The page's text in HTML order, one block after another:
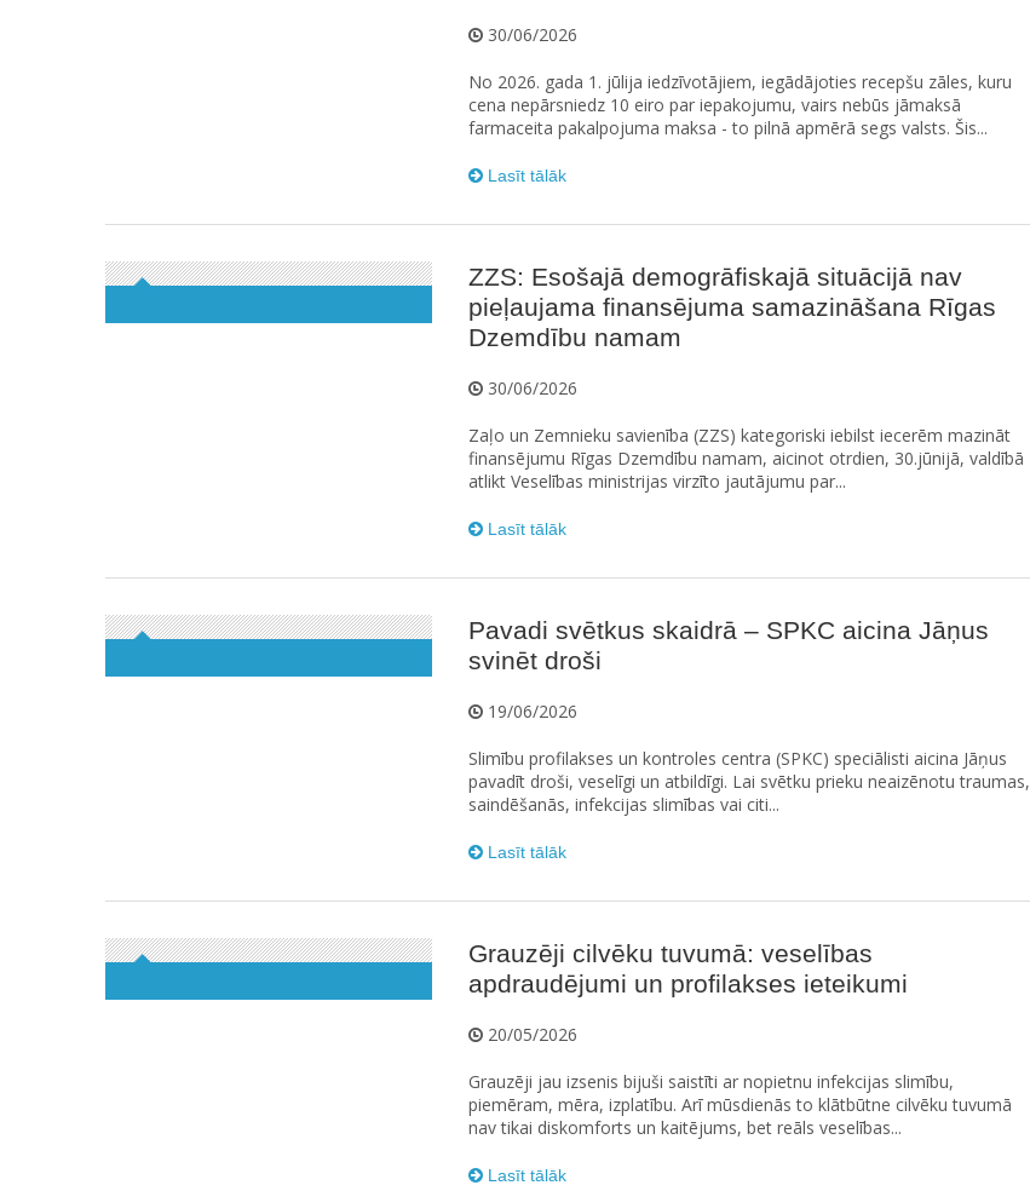
30/06/2026
No 2026. gada 1. jūlija iedzīvotājiem, iegādājoties recepšu zāles, kuru
cena nepārsniedz 10 eiro par iepakojumu, vairs nebūs jāmaksā
farmaceita pakalpojuma maksa - to pilnā apmērā segs valsts. Šis...
Lasīt tālāk
ZZS: Esošajā demogrāfiskajā situācijā nav
pieļaujama finansējuma samazināšana Rīgas
Dzemdību namam
30/06/2026
Zaļo un Zemnieku savienība (ZZS) kategoriski iebilst iecerēm mazināt
finansējumu Rīgas Dzemdību namam, aicinot otrdien, 30.jūnijā, valdībā
atlikt Veselības ministrijas virzīto jautājumu par...
Lasīt tālāk
Pavadi svētkus skaidrā – SPKC aicina Jāņus
svinēt droši
19/06/2026
Slimību profilakses un kontroles centra (SPKC) speciālisti aicina Jāņus
pavadīt droši, veselīgi un atbildīgi. Lai svētku prieku neaizēnotu traumas,
saindēšanās, infekcijas slimības vai citi...
Lasīt tālāk
Grauzēji cilvēku tuvumā: veselības
apdraudējumi un profilakses ieteikumi
20/05/2026
Grauzēji jau izsenis bijuši saistīti ar nopietnu infekcijas slimību,
piemēram, mēra, izplatību. Arī mūsdienās to klātbūtne cilvēku tuvumā
nav tikai diskomforts un kaitējums, bet reāls veselības...
Lasīt tālāk